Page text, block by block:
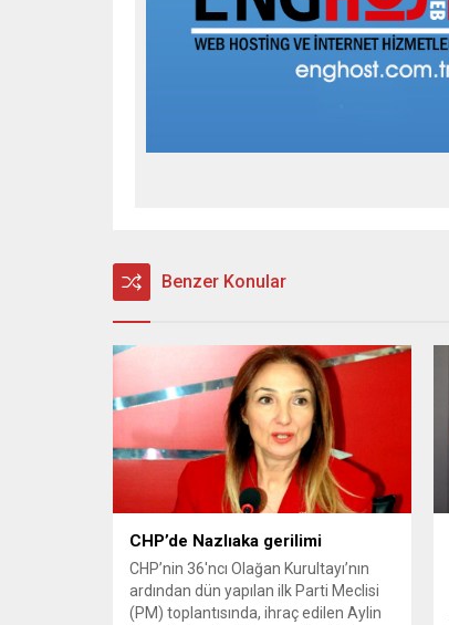
Benzer Konular
CHP’de Nazlıaka gerilimi
CHP’nin 36'ncı Olağan Kurultayı’nın
ardından dün yapılan ilk Parti Meclisi
(PM) toplantısında, ihraç edilen Aylin